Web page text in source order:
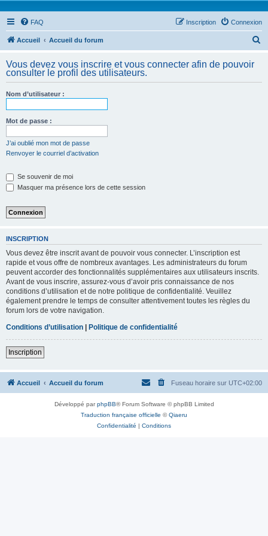
FAQ Connexion
Inscription
Accueil Accueil du forum
h
Vous devez vous inscrire et vous connecter afin de pouvoir
consulter le profil des utilisateurs.
Nom d’utilisateur :
Mot de passe :
J’ai oublié mon mot de passe
Renvoyer le courriel d’activation
Se souvenir de moi
Masquer ma présence lors de cette session
INSCRIPTION
Vous devez être inscrit avant de pouvoir vous connecter. L’inscription est
rapide et vous offre de nombreux avantages. Les administrateurs du forum
peuvent accorder des fonctionnalités supplémentaires aux utilisateurs inscrits.
Avant de vous inscrire, assurez-vous d’avoir pris connaissance de nos
conditions d’utilisation et de notre politique de confidentialité. Veuillez
également prendre le temps de consulter attentivement toutes les règles du
forum lors de votre navigation.
Conditions d’utilisation | Politique de confidentialité
Inscription
Accueil Accueil du forum Fuseau horaire sur UTC+02:00
Développé parphpBB® Forum Software © phpBB Limited
Traduction française officielle ©Qiaeru
Confidentialité | Conditions